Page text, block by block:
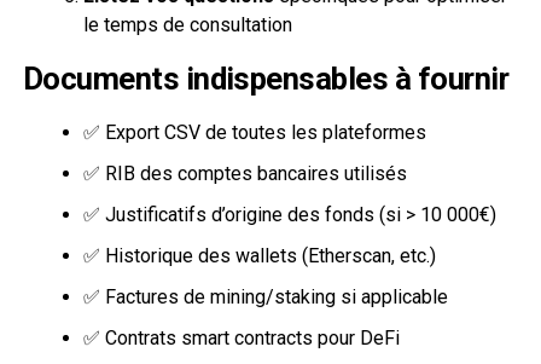
le temps de consultation
Documents indispensables à fournir
✅ Export CSV de toutes les plateformes
✅ RIB des comptes bancaires utilisés
✅ Justificatifs d’origine des fonds (si > 10 000€)
✅ Historique des wallets (Etherscan, etc.)
✅ Factures de mining/staking si applicable
✅ Contrats smart contracts pour DeFi